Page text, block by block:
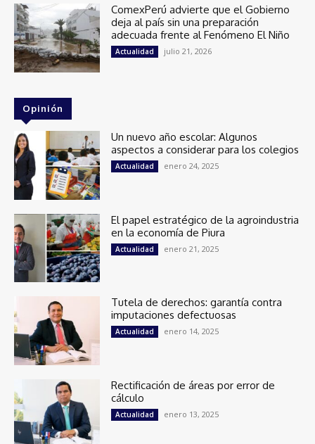
ComexPerú advierte que el Gobierno
deja al país sin una preparación
adecuada frente al Fenómeno El Niño
Actualidad julio 21, 2026
Opinión
Un nuevo año escolar: Algunos
aspectos a considerar para los colegios
Actualidad enero 24, 2025
El papel estratégico de la agroindustria
en la economía de Piura
Actualidad enero 21, 2025
Tutela de derechos: garantía contra
imputaciones defectuosas
Actualidad enero 14, 2025
Rectificación de áreas por error de
cálculo
Actualidad enero 13, 2025